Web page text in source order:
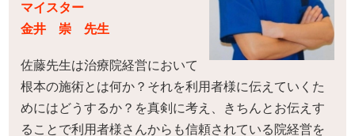
マイスター
金井 崇 先生
佐藤先生は治療院経営において
根本の施術とは何か？それを利用者様に伝えていくた
めにはどうするか？を真剣に考え、きちんとお伝えす
ることで利用者様さんからも信頼されている院経営を